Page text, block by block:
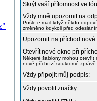
Skrýt vaší přítomnost ve
Vždy mně upozornit na
Pošle e-mail když někdo
změněno kdykoli před
Upozornit na příchod
Otevřít nové okno při
Některé šablony mohou otevřít
nově příchozí soukromé zprávě.
Vždy připojit můj podpis:
Vždy povolit značky: